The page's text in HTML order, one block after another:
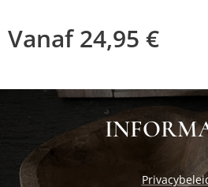
Vanaf24,95 €